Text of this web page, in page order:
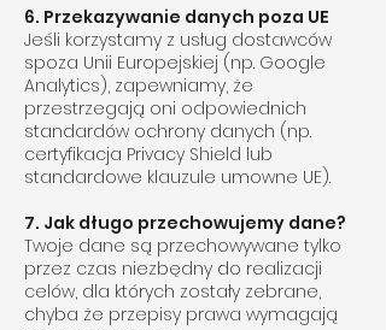
6. Przekazywanie danych poza UE
Jeśli korzystamy z usług dostawców
spoza Unii Europejskiej (np. Google
Analytics), zapewniamy, że
przestrzegają oni odpowiednich
standardów ochrony danych (np.
certyfikacja Privacy Shield lub
standardowe klauzule umowne UE).
7. Jak długo przechowujemy dane?
Twoje dane są przechowywane tylko
przez czas niezbędny do realizacji
celów, dla których zostały zebrane,
chyba że przepisy prawa wymagają